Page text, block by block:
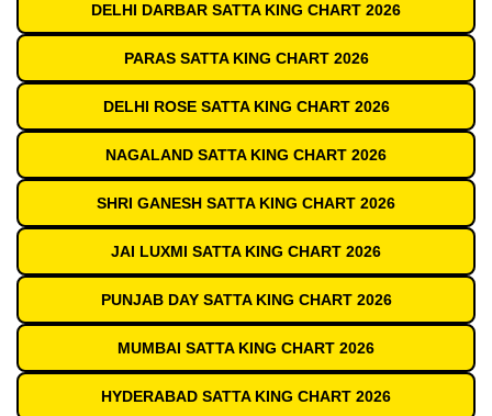
DELHI DARBAR SATTA KING CHART 2026
PARAS SATTA KING CHART 2026
DELHI ROSE SATTA KING CHART 2026
NAGALAND SATTA KING CHART 2026
SHRI GANESH SATTA KING CHART 2026
JAI LUXMI SATTA KING CHART 2026
PUNJAB DAY SATTA KING CHART 2026
MUMBAI SATTA KING CHART 2026
HYDERABAD SATTA KING CHART 2026